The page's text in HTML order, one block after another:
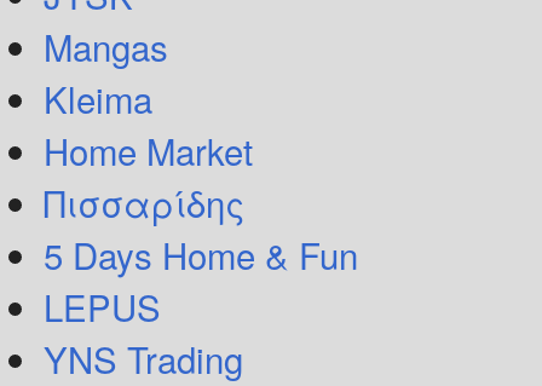
Mangas
Kleima
Home Market
Πισσαρίδης
5 Days Home & Fun
LEPUS
YNS Trading